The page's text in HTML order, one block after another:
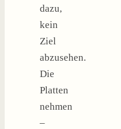
dazu,
kein
Ziel
abzusehen.
Die
Platten
nehmen
–